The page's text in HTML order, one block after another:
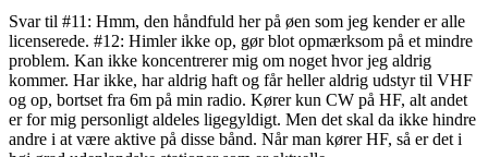
Svar til #11: Hmm, den håndfuld her på øen som jeg kender er alle
licenserede. #12: Himler ikke op, gør blot opmærksom på et mindre
problem. Kan ikke koncentrerer mig om noget hvor jeg aldrig
kommer. Har ikke, har aldrig haft og får heller aldrig udstyr til VHF
og op, bortset fra 6m på min radio. Kører kun CW på HF, alt andet
er for mig personligt aldeles ligegyldigt. Men det skal da ikke hindre
andre i at være aktive på disse bånd. Når man kører HF, så er det i